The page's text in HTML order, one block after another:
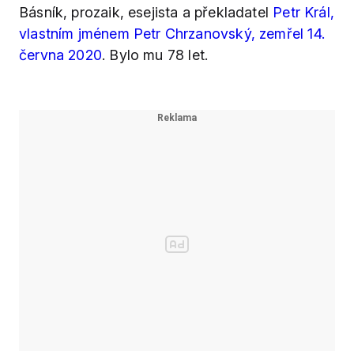
Básník, prozaik, esejista a překladatel Petr Král,
vlastním jménem Petr Chrzanovský, zemřel 14.
června 2020. Bylo mu 78 let.